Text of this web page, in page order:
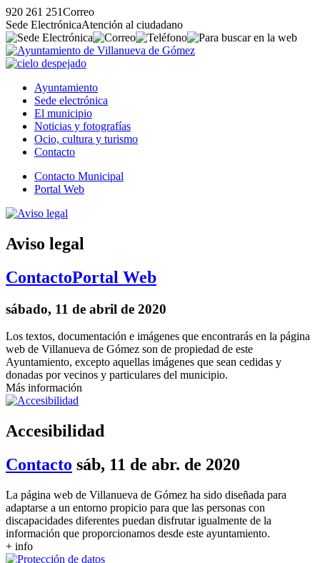
920 261 251Correo
Sede ElectrónicaAtención al ciudadano
Ayuntamiento
Sede electrónica
El municipio
Noticias y fotografías
Ocio, cultura y turismo
Contacto
Contacto Municipal
Portal Web
Aviso legal
ContactoPortal Web
sábado, 11 de abril de 2020
Los textos, documentación e imágenes que encontrarás en la página
web de Villanueva de Gómez son de propiedad de este
Ayuntamiento, excepto aquellas imágenes que sean cedidas y
donadas por vecinos y particulares del municipio.
Más información
Accesibilidad
Contacto sáb, 11 de abr. de 2020
La página web de Villanueva de Gómez ha sido diseñada para
adaptarse a un entorno propicio para que las personas con
discapacidades diferentes puedan disfrutar igualmente de la
información que proporcionamos desde este ayuntamiento.
+ info